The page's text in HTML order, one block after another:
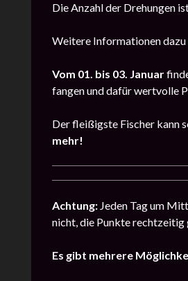
Die Anzahl der Drehungen
Weitere Informationen
Vom 01. bis 03. Januar
fangen und dafür wertvolle
Der fleißigste Fischer kann
mehr!
Achtung: Jeden Tag um
nicht, die Punkte rechtzeitig
Es gibt mehrere